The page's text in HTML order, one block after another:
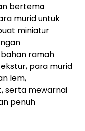
bertema
murid untuk
miniatur
ramah
para murid
lem,
serta mewarnai
penuh